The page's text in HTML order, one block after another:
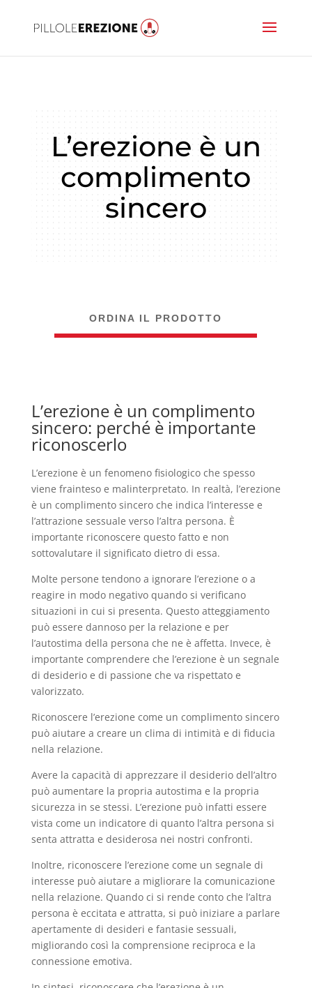
L’erezione è un
complimento
sincero
ORDINA IL PRODOTTO
L’erezione è un complimento
sincero: perché è importante
riconoscerlo
L’erezione è un fenomeno fisiologico che spesso
viene frainteso e malinterpretato. In realtà, l’erezione
è un complimento sincero che indica l’interesse e
l’attrazione sessuale verso l’altra persona. È
importante riconoscere questo fatto e non
sottovalutare il significato dietro di essa.
Molte persone tendono a ignorare l’erezione o a
reagire in modo negativo quando si verificano
situazioni in cui si presenta. Questo atteggiamento
può essere dannoso per la relazione e per
l’autostima della persona che ne è affetta. Invece, è
importante comprendere che l’erezione è un segnale
di desiderio e di passione che va rispettato e
valorizzato.
Riconoscere l’erezione come un complimento sincero
può aiutare a creare un clima di intimità e di fiducia
nella relazione.
Avere la capacità di apprezzare il desiderio dell’altro
può aumentare la propria autostima e la propria
sicurezza in se stessi. L’erezione può infatti essere
vista come un indicatore di quanto l’altra persona si
senta attratta e desiderosa nei nostri confronti.
Inoltre, riconoscere l’erezione come un segnale di
interesse può aiutare a migliorare la comunicazione
nella relazione. Quando ci si rende conto che l’altra
persona è eccitata e attratta, si può iniziare a parlare
apertamente di desideri e fantasie sessuali,
migliorando così la comprensione reciproca e la
connessione emotiva.